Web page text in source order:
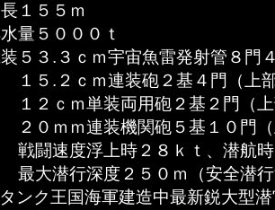
１５５ｍ
量５０００ｔ
５３.３ｃｍ宇宙魚雷発射管８門
５.２ｃｍ連装砲２基４門（上
２ｃｍ単装両用砲２基２門（上
０ｍｍ連装機関砲５基１０門（
闘速度浮上時２８ｋｔ、潜航時
大潜行深度２５０ｍ（安全潜行
タンク王国海軍建造中最新鋭大型